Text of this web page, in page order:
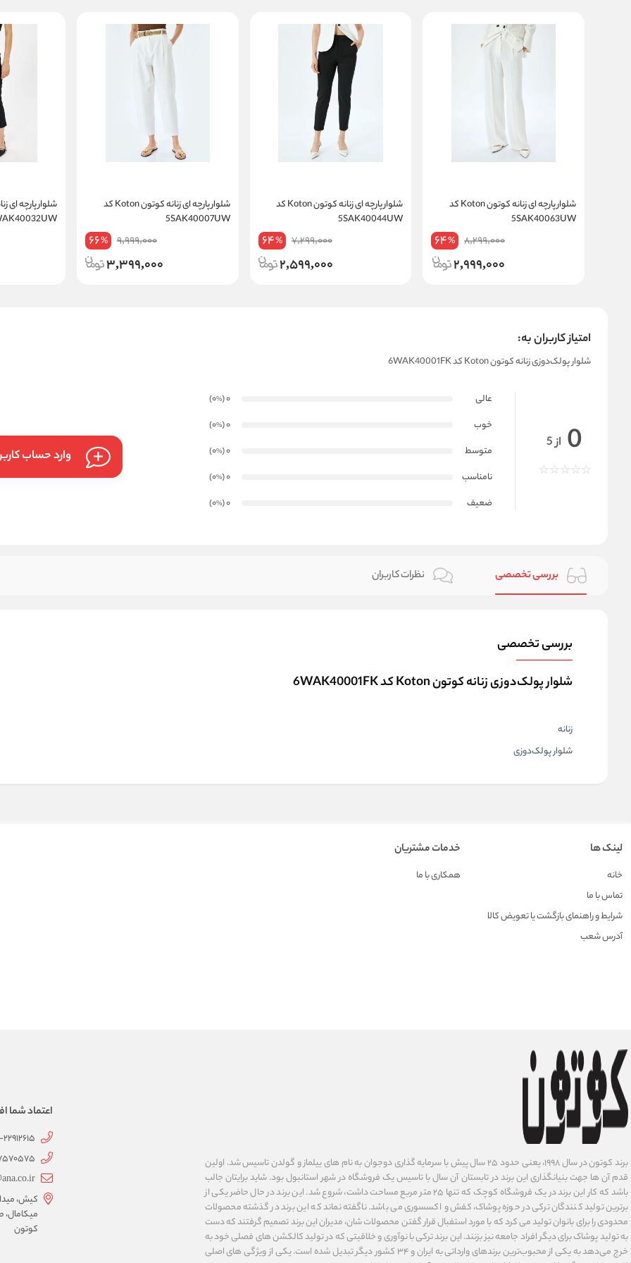
شلوار پارچه ای زنانه کوتون Koton کد
5SAK40063UW
8,299,000
64%
2,999,000
شلوار پارچه ای زنانه کوتون Koton کد
5SAK40044UW
7,299,000
64%
2,599,000
شلوار پارچه ای زنانه کوتون Koton کد
5SAK40007UW
9,999,000
66%
3,399,000
امتیاز کاربران به:
شلوار پولک‌دوزی زنانه کوتون Koton کد 6WAK40001FK
0 از 5
عالی 0
(0
%
)
خوب
0
(0
%
)
متوسط
0
(0
%
)
نامناسب
0
(0
%
)
ضعیف
0
(0
%
)
وارد حساب
بررسی تخصصی نظرات کاربران
بررسی تخصصی
شلوار پولک‌دوزی زنانه کوتون Koton کد 6WAK40001FK
زنانه
شلوار پولک‌دوزی
لینک ها
خانه
تماس با ما
شرایط و راهنمای بازگشت یا تعویض کالا
آدرس شعب
خدمات مشتریان
همکاری با ما
برند کوتون در سال ۱۹۹۸، یعنی حدود ۲۵ سال پیش با سرمایه گذاری دوجوان به نام های ییلماز و گولدن تاسیس شد. اولین
قدم آن ها جهت بنیانگذاری این برند در تابستان آن سال با تاسیس یک فروشگاه در شهر استانبول بود. شاید برایتان جالب
باشد که کار این برند در یک فروشگاه کوچک که تنها ۲۵ متر مربع مساحت داشت، شروع شد. این برند در حال حاضر یکی از
برترین تولید کنندگان ترکی در حوزه پوشاک، کفش و اکسسوری می باشد. ناگفته نماند که این برند در گذشته محصولات
محدودی را برای بانوان تولید می کرد که با مورد استفبال قرار گفتن محصولات شان، مدیران این برند تصمیم گرفتند که دست
به تولید پوشاک برای دیگر افراد جامعه نیز بزنند. این برند ترکی با نوآوری ‌و خلاقیتی که در تولید کالکشن های فصلی خود به
خرج می‌دهد به یکی از محبوب‌ترین برندهای وارداتی به ایران و ۳۴ کشور دیگر تبدیل شده‌ است. یکی از ویژگی های اصلی
اعتماد شما
22912615
کیش،
کوتون